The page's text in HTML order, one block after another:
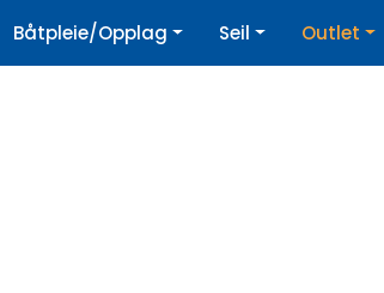
| Nyhetsbrev
Båtpleie/Opplag Seil Outlet